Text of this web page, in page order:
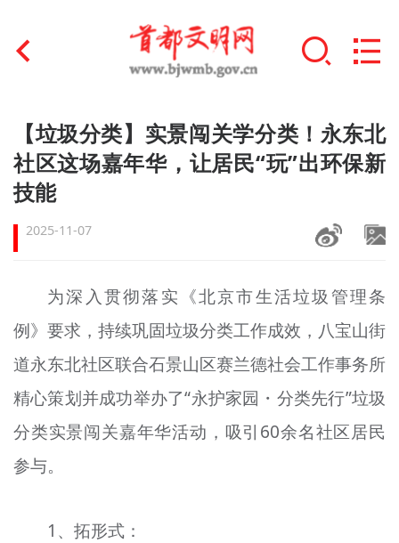
首页
文明创建
+
文明实践
文明培育
+
未成年人思想道德建设
榜样人物
+
身边好人
文明评论
北京宣传文化引导基金
【垃圾分类】实景闯关学分类！永东北
社区这场嘉年华，让居民“玩”出环保新
技能
2025-11-07
为深入贯彻落实《北京市生活垃圾管理条
例》要求，持续巩固垃圾分类工作成效，八宝山街
道永东北社区联合石景山区赛兰德社会工作事务所
精心策划并成功举办了“永护家园・分类先行”垃圾
分类实景闯关嘉年华活动，吸引60余名社区居民
参与。
1、拓形式：